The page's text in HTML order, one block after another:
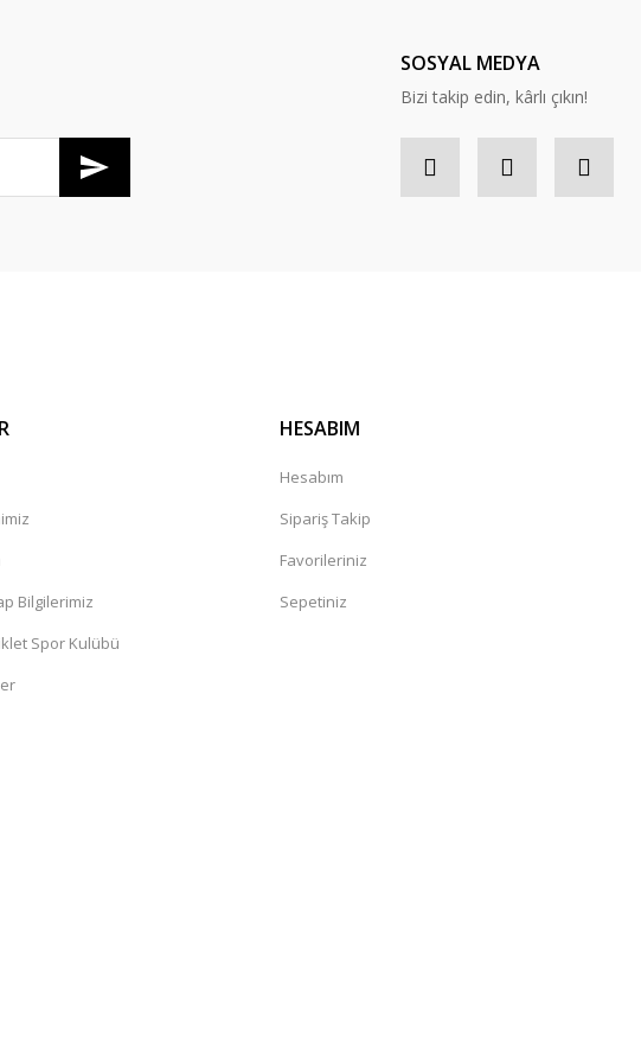
SOSYAL MEDYA
Bizi takip edin, kârlı çıkın!
Bilgilerimiz
Spor Kulübü
HESABIM
Hesabım
Sipariş Takip
Favorileriniz
Sepetiniz